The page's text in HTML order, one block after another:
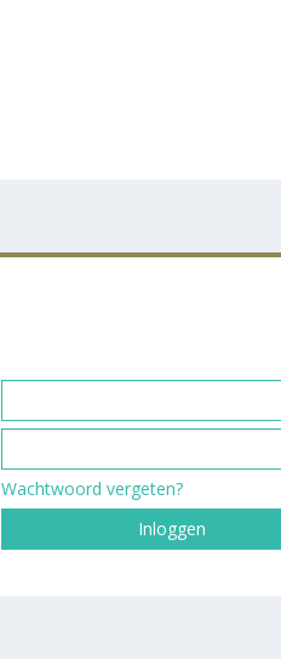
Wachtwoord vergeten?
Inloggen